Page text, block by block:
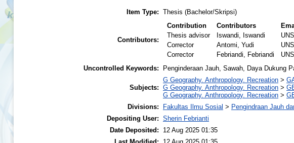
Item Type: Thesis (Bachelor/Skripsi)
Contributors:
Contribution Contributors
Thesis advisor
Iswandi, Iswandi
Corrector
Antomi, Yudi
Corrector
Febriandi, Febriandi
Uncontrolled Keywords:
Penginderaan Jauh, Sawah, Daya Dukung
Subjects:
G Geography. Anthropology. Recreation >
G Geography. Anthropology. Recreation >
G Geography. Anthropology. Recreation >
Divisions:
Fakultas Ilmu Sosial > Pengindraan Jauh
Depositing User: Sherin Febrianti
Date Deposited:
12 Aug 2025 01:35